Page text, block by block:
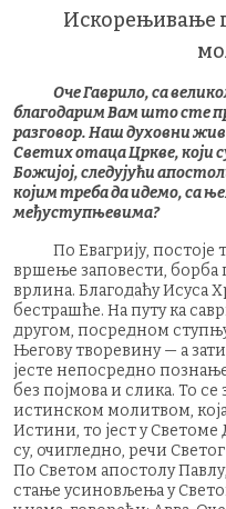
Искорeњивање
Оче Гаврило, са
благодарим Вам што сте
разговор. Наш духовни
Светих отаца Цркве, који
Божијој, следујући
којим треба да идемо, са
међуступњевима?
По Евагрију, постоје
вршење заповести, борба
врлина. Благодаћу Исуса
бестрашће. На путу ка
другом, посредном
Његову творевину — а
јесте непосредно
без појмова и слика. То
истинском молитвом,
Истини, то јест у
су, очигледно, речи Светог
По Светом апостолу
стање усиновљења у